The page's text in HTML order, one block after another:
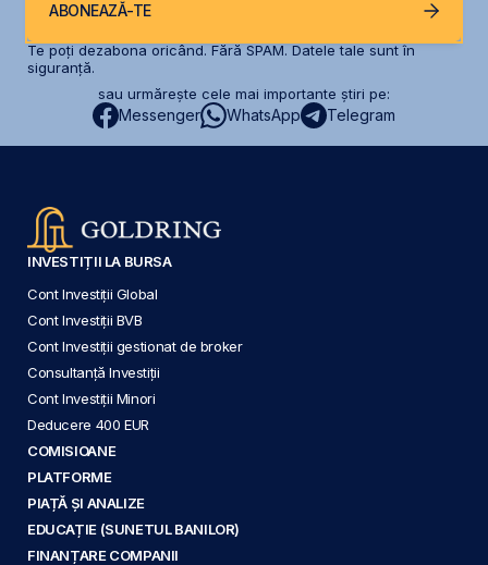
ABONEAZĂ-TE
Te poți dezabona oricând. Fără SPAM. Datele tale sunt în
siguranță.
sau urmărește cele mai importante știri pe:
Messenger WhatsApp Telegram
INVESTIȚII LA BURSA
Cont Investiții Global
Cont Investiții BVB
Cont Investiții gestionat de broker
Consultanță Investiții
Cont Investiții Minori
Deducere 400 EUR
COMISIOANE
PLATFORME
PIAȚĂ ȘI ANALIZE
EDUCAȚIE (SUNETUL BANILOR)
FINANȚARE COMPANII